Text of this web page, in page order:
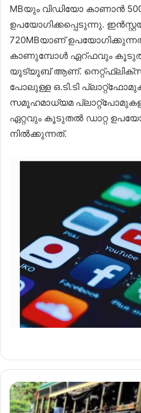
MBയും വിഡിയോ കാണാൻ
ഉപയോഗിക്കപ്പെടുന്നു.
720MBയാണ്
കാണുമ്പോൾ ഏറ്ഫവും
യൂട്യൂബ് ആണ്.
പോലുള്ള ഒ.ടി.ടി
സമൂഹമാധ്യമ
ഏറ്റവും കൂടുതൽ ഡാറ്റ
നിൽക്കുന്നത്.